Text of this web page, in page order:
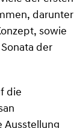
darunter
sowie
der
die
Ausstellung